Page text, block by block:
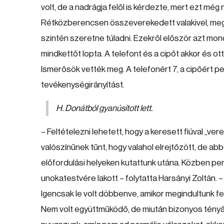
volt, de a nadrágja felől is kérdezte, mert ezt
Rétközberencsen összeverekedett valakivel,
szintén szeretne túladni. Ezekről először azt
mindkettőt lopta. A telefont és a cipőt akkor és
Ismerősök vették meg. A telefonért 7, a cipőért
tevékenységirányítást.
H. Donátból gyanúsított lett.
– Feltételezni lehetett, hogy a keresett fiúval
valószínűnek tűnt, hogy valahol elrejtőzött, de
előfordulási helyeken kutattunk utána. Közben
unokatestvére lakott – folytatta Harsányi Zoltán.
Igencsak le volt döbbenve, amikor megindultunk
Nem volt együttműködő, de miután bizonyos